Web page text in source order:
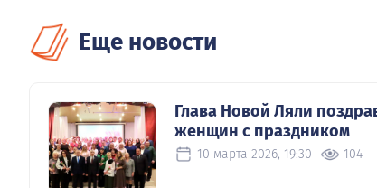
Еще новости
Глава Новой Ляли
женщин с праздником
10 марта 2026, 19:30 104